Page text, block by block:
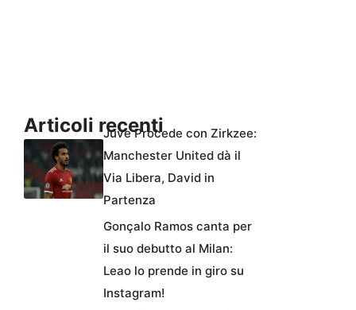
Articoli recentiJuve Procede con Zirkzee:
Manchester United dà il
Via Libera, David in
Partenza
Gonçalo Ramos canta per
il suo debutto al Milan:
Leao lo prende in giro su
Instagram!